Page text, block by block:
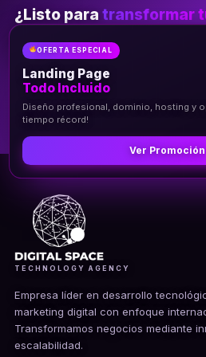
¿Listo paratransformar
Conversemos por WhatsApp y
nivel.
Contactar por WhatsApp
TECHNOLOGY AGENCY
Empresa líder en desarrollo
marketing digital con enfoque
Transformamos negocios mediante
escalabilidad.
OFERTA ESPECIAL
Landing Page
Todo Incluido
Diseño profesional, dominio, hosting y
tiempo récord!
Ver